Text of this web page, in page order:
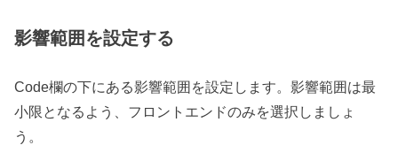
影響範囲を設定する
Code欄の下にある影響範囲を設定します。影響範囲は最
小限となるよう、フロントエンドのみを選択しましょ
う。